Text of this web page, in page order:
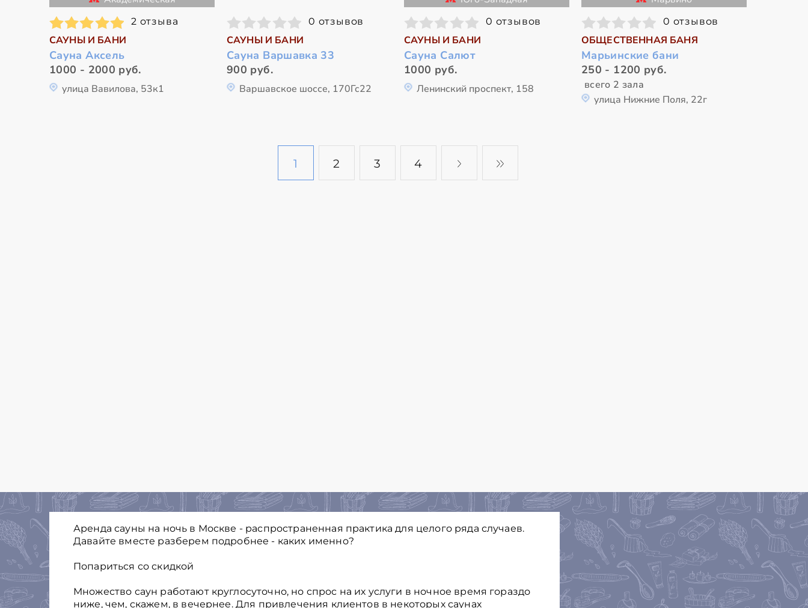
2 отзыва
САУНЫ И БАНИ
Сауна Аксель
1000 - 2000 руб.
улица Вавилова, 53к1
0 отзывов
САУНЫ И БАНИ
Сауна Варшавка 33
900 руб.
Варшавское шоссе, 170Гс22
0 отзывов
САУНЫ И БАНИ
Сауна Салют
1000 руб.
Ленинский проспект, 158
0 отзывов
ОБЩЕСТВЕННАЯ БАНЯ
Марьинские бани
250 - 1200 руб.
всего 2 зала
улица Нижние Поля, 22г
1 2 3 4
Аренда сауны на ночь в Москве - распространенная практика для целого ряда случаев.
Давайте вместе разберем подробнее - каких именно?
Попариться со скидкой
Множество саун работают круглосуточно, но спрос на их услуги в ночное время гораздо
ниже, чем, скажем, в вечернее. Для привлечения клиентов в некоторых саунах